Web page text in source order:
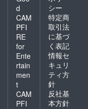
d
CAM
PFI
RE
for
Ente
rtain
men
t
CAM
PFI
シー
特定商
取引法
に基づ
く表記
情報セ
キュリ
ティ方
針
反社基
本方針